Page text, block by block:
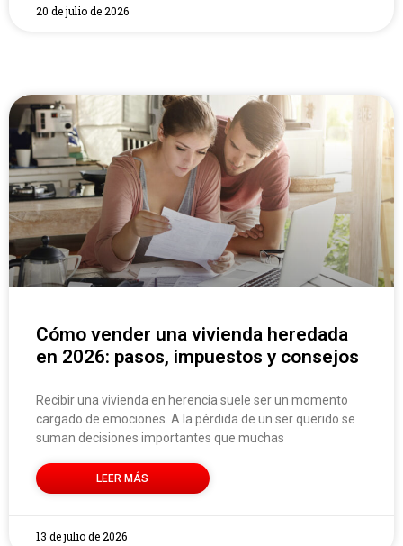
20 de julio de 2026
Cómo vender una vivienda heredada
en 2026: pasos, impuestos y consejos
Recibir una vivienda en herencia suele ser un momento
cargado de emociones. A la pérdida de un ser querido se
suman decisiones importantes que muchas
LEER MÁS
13 de julio de 2026